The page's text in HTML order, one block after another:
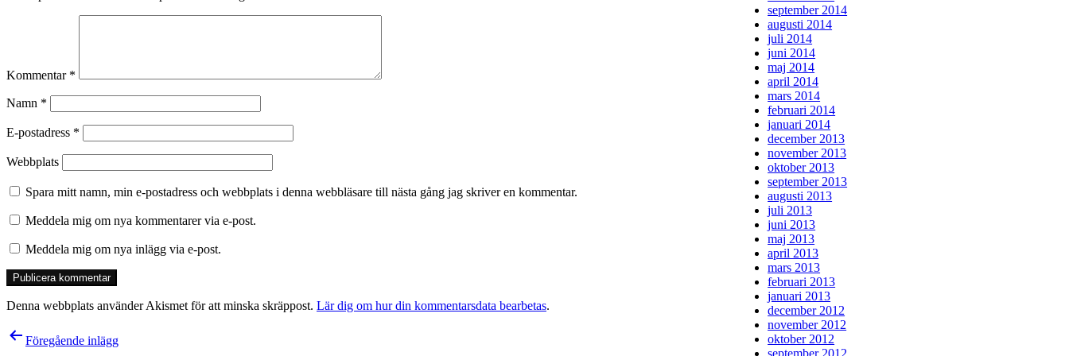
Kommentar *
Namn *
E-postadress *
Webbplats
Spara mitt namn, min e-postadress och webbplats i denna webbläsare till nästa gång jag skriver en kommentar.
Meddela mig om nya kommentarer via e-post.
Meddela mig om nya inlägg via e-post.
Denna webbplats använder Akismet för att minska skräppost. Lär dig om hur din kommentarsdata bearbetas.
Inläggsnavigering
Föregående inlägg
september 2014
augusti 2014
juli 2014
juni 2014
maj 2014
april 2014
mars 2014
februari 2014
januari 2014
december 2013
november 2013
oktober 2013
september 2013
augusti 2013
juli 2013
juni 2013
maj 2013
april 2013
mars 2013
februari 2013
januari 2013
december 2012
november 2012
oktober 2012
september 2012